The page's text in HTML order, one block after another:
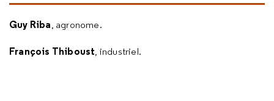
Guy Riba, agronome.
François Thiboust, industriel.